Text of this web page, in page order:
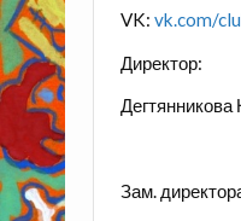
VK:vk.com/
Директор:
Зам.